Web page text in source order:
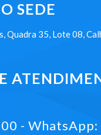
SEDE
Quadra 35, Lote 08,
-